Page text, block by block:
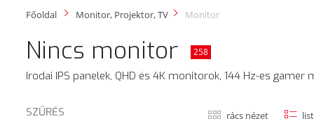
Főoldal Monitor, Projektor, TV Monitor
Nincs monitor 258
Irodai IPS panelek, QHD és 4K monitorok, 144 Hz-es
SZŰRÉS rács nézet